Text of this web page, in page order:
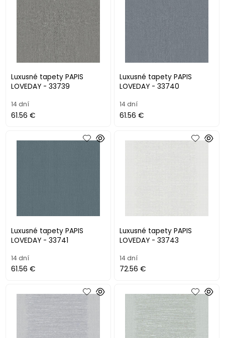
Luxusné tapety PAPIS
LOVEDAY - 33739
14 dní
61.56 €
Luxusné tapety PAPIS
LOVEDAY - 33740
14 dní
61.56 €
Luxusné tapety PAPIS
LOVEDAY - 33741
14 dní
61.56 €
Luxusné tapety PAPIS
LOVEDAY - 33743
14 dní
72.56 €